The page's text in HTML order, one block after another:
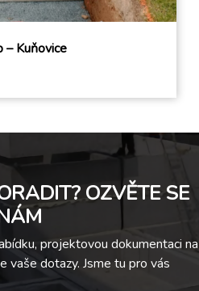
– Kuňovice
OZVĚTE SE
projektovou dokumentaci na
vaše dotazy. Jsme tu pro vás